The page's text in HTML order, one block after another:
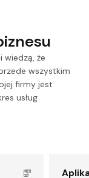
wiedzą, że
wszystkim
firmy jest
usług